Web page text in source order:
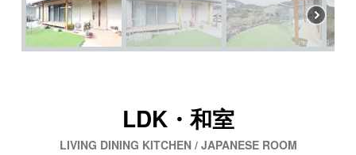
LDK・和室
LIVING DINING KITCHEN / JAPANESE ROOM